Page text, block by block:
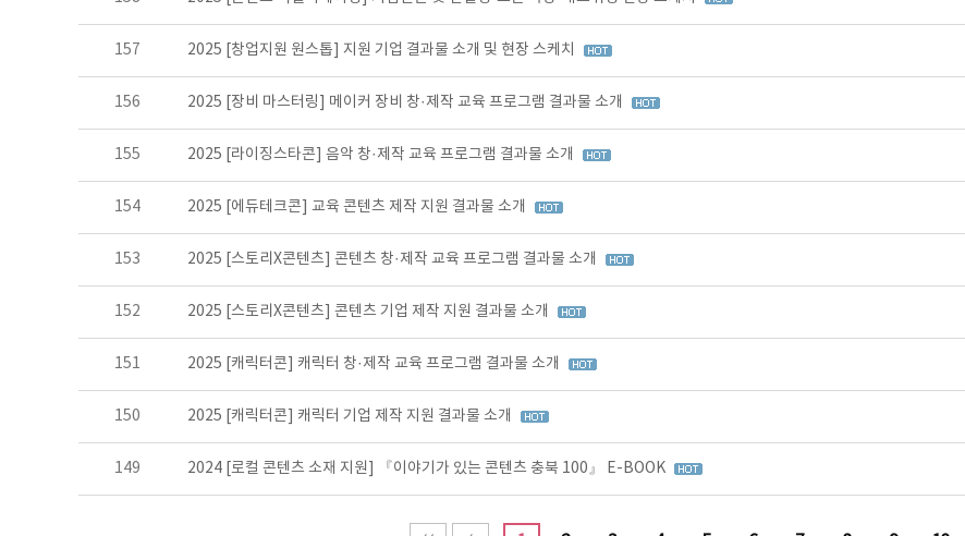
157 2025 [창업지원 원스톱] 지원 기업 결과물 소개 및 현장 스케치
156 2025 [장비 마스터링] 메이커 장비 창·제작 교육 프로그램 결과물 소개
155 2025 [라이징스타콘] 음악 창·제작 교육 프로그램 결과물 소개
154 2025 [에듀테크콘] 교육 콘텐츠 제작 지원 결과물 소개
153 2025 [스토리X콘텐츠] 콘텐츠 창·제작 교육 프로그램 결과물 소개
152 2025 [스토리X콘텐츠] 콘텐츠 기업 제작 지원 결과물 소개
151 2025 [캐릭터콘] 캐릭터 창·제작 교육 프로그램 결과물 소개
150 2025 [캐릭터콘] 캐릭터 기업 제작 지원 결과물 소개
149 2024 [로컬 콘텐츠 소재 지원] 『이야기가 있는 콘텐츠 충북 100』 E-BOOK